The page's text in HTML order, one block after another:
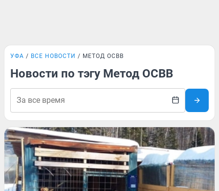
УФА ВСЕ НОВОСТИ МЕТОД ОСВВ
Новости по тэгу Метод ОСВВ